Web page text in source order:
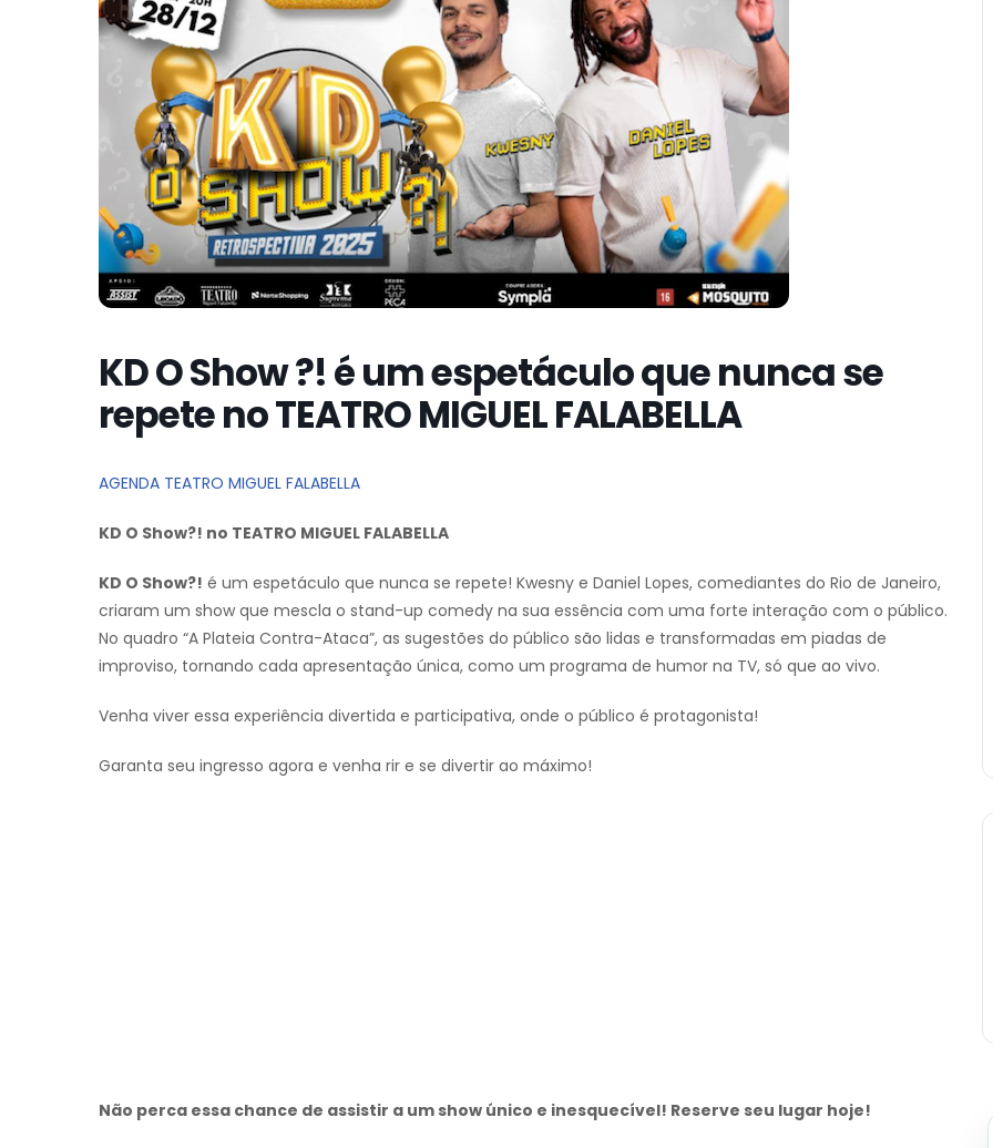
KD O Show ?! é um espetáculo que nunca se
repete no TEATRO MIGUEL FALABELLA
AGENDA TEATRO MIGUEL FALABELLA
KD O Show?! no TEATRO MIGUEL FALABELLA
KD O Show?! é um espetáculo que nunca se repete! Kwesny e Daniel Lopes, comediantes do Rio de Janeiro,
criaram um show que mescla o stand-up comedy na sua essência com uma forte interação com o público.
No quadro “A Plateia Contra-Ataca”, as sugestões do público são lidas e transformadas em piadas de
improviso, tornando cada apresentação única, como um programa de humor na TV, só que ao vivo.
Venha viver essa experiência divertida e participativa, onde o público é protagonista!
Garanta seu ingresso agora e venha rir e se divertir ao máximo!
Não perca essa chance de assistir a um show único e inesquecível! Reserve seu lugar hoje!